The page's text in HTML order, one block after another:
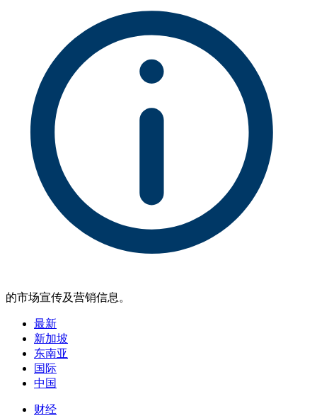
的市场宣传及营销信息。
最新
新加坡
东南亚
国际
中国
财经